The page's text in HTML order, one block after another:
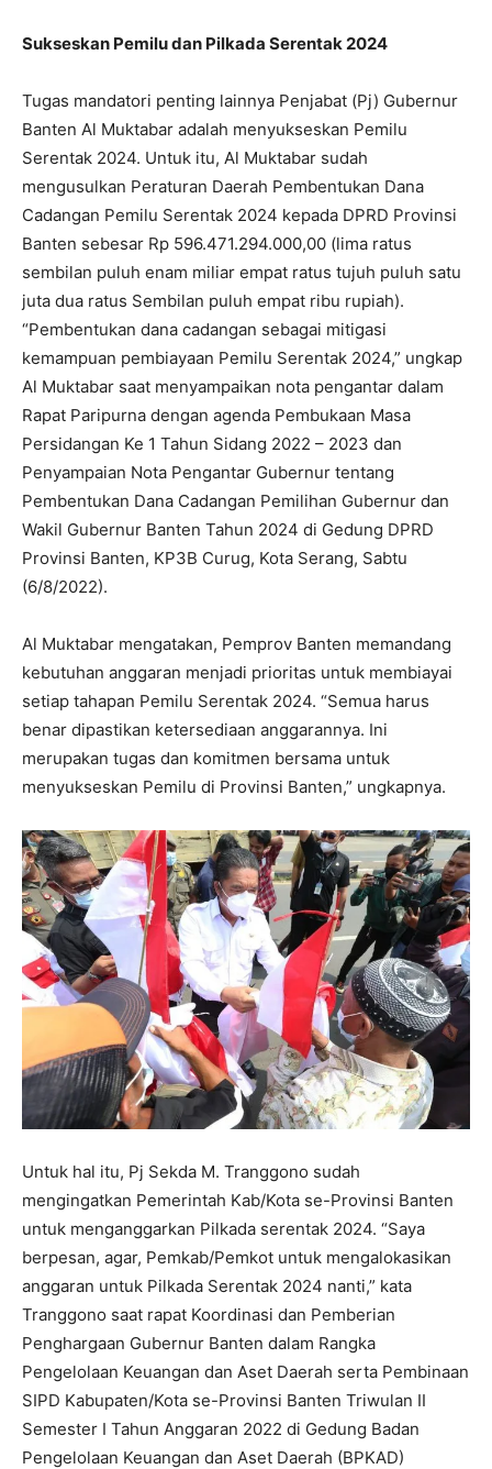
Sukseskan Pemilu dan Pilkada Serentak 2024
Tugas mandatori penting lainnya Penjabat (Pj) Gubernur
Banten Al Muktabar adalah menyukseskan Pemilu
Serentak 2024. Untuk itu, Al Muktabar sudah
mengusulkan Peraturan Daerah Pembentukan Dana
Cadangan Pemilu Serentak 2024 kepada DPRD Provinsi
Banten sebesar Rp 596.471.294.000,00 (lima ratus
sembilan puluh enam miliar empat ratus tujuh puluh satu
juta dua ratus Sembilan puluh empat ribu rupiah).
“Pembentukan dana cadangan sebagai mitigasi
kemampuan pembiayaan Pemilu Serentak 2024,” ungkap
Al Muktabar saat menyampaikan nota pengantar dalam
Rapat Paripurna dengan agenda Pembukaan Masa
Persidangan Ke 1 Tahun Sidang 2022 – 2023 dan
Penyampaian Nota Pengantar Gubernur tentang
Pembentukan Dana Cadangan Pemilihan Gubernur dan
Wakil Gubernur Banten Tahun 2024 di Gedung DPRD
Provinsi Banten, KP3B Curug, Kota Serang, Sabtu
(6/8/2022).
Al Muktabar mengatakan, Pemprov Banten memandang
kebutuhan anggaran menjadi prioritas untuk membiayai
setiap tahapan Pemilu Serentak 2024. “Semua harus
benar dipastikan ketersediaan anggarannya. Ini
merupakan tugas dan komitmen bersama untuk
menyukseskan Pemilu di Provinsi Banten,” ungkapnya.
Untuk hal itu, Pj Sekda M. Tranggono sudah
mengingatkan Pemerintah Kab/Kota se-Provinsi Banten
untuk menganggarkan Pilkada serentak 2024. “Saya
berpesan, agar, Pemkab/Pemkot untuk mengalokasikan
anggaran untuk Pilkada Serentak 2024 nanti,” kata
Tranggono saat rapat Koordinasi dan Pemberian
Penghargaan Gubernur Banten dalam Rangka
Pengelolaan Keuangan dan Aset Daerah serta Pembinaan
SIPD Kabupaten/Kota se-Provinsi Banten Triwulan II
Semester I Tahun Anggaran 2022 di Gedung Badan
Pengelolaan Keuangan dan Aset Daerah (BPKAD)